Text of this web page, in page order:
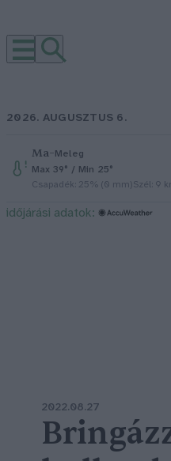
2026. AUGUSZTUS 6.
Ma–Meleg
Max 39° / Min 25°
Csapadék: 25% (0 mm)Szél: 9
időjárási adatok:
2022.08.27